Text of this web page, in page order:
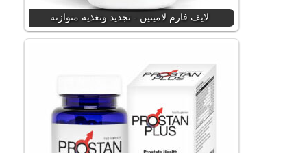
لايف فارم لامينين - تجديد وتغذية متوازنة